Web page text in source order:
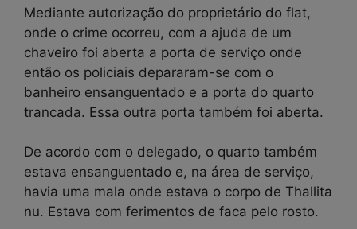
Mediante autorização do proprietário do flat,
onde o crime ocorreu, com a ajuda de um
chaveiro foi aberta a porta de serviço onde
então os policiais depararam-se com o
banheiro ensanguentado e a porta do quarto
trancada. Essa outra porta também foi aberta.
De acordo com o delegado, o quarto também
estava ensanguentado e, na área de serviço,
havia uma mala onde estava o corpo de Thallita
nu. Estava com ferimentos de faca pelo rosto.